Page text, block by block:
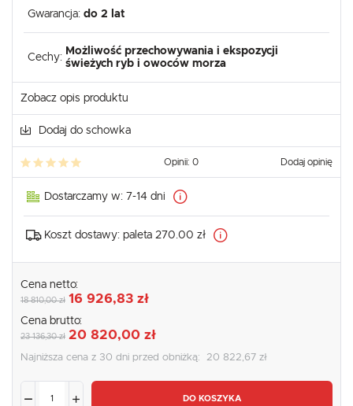
Gwarancja: do 2 lat
Cechy:
Możliwość przechowywania i ekspozycji
świeżych ryb i owoców morza
Zobacz opis produktu
Dodaj do schowka
Opinii: 0 Dodaj opinię
Dostarczamy w: 7-14 dni
Koszt dostawy: paleta 270.00 zł
Cena netto:
18 810,00 zł 16 926,83 zł
Cena brutto:
23 136,30 zł 20 820,00 zł
Najniższa cena z 30 dni przed obniżką: 20 822,67 zł
DO KOSZYKA